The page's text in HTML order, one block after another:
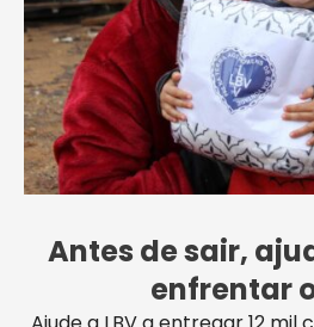
Isso mesmo, Ketlen! O que a
deve ser compartilhado!
Com grande entusiasmo, a
Souza da Silva, de 9 anos,
os pulgões da plantação, caso
[borrifar] água, detergente e
Antes de sair,
enfrentar